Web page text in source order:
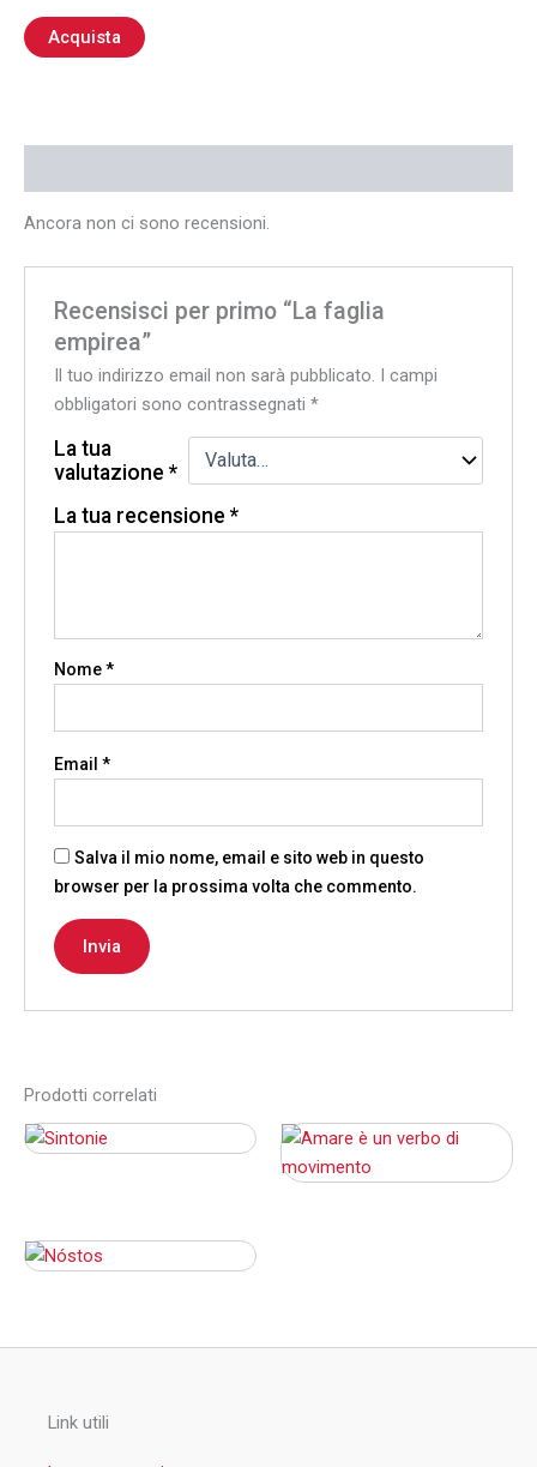
Acquista
Ancora non ci sono recensioni.
Recensisci per primo “La faglia
empirea”
Il tuo indirizzo email non sarà pubblicato. I campi
obbligatori sono contrassegnati*
La tua
valutazione*
La tua recensione*
Nome*
Email*
Salva il mio nome, email e sito web in questo
browser per la prossima volta che commento.
Prodotti correlati
Link utili